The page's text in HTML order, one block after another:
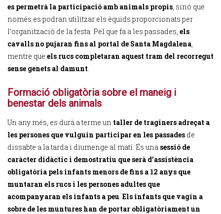
es permetrà la participació amb animals propis, sinó que
només es podran utilitzar els èquids proporcionats per
l’organització de la festa. Pel que fa a les passades, els
cavalls no pujaran fins al portal de Santa Magdalena,
mentre que els rucs completaran aquest tram del recorregut
sense genets al damunt.
Formació obligatòria sobre el maneig i
benestar dels animals
Un any més, es durà a terme un taller de traginers adreçat a
les persones que vulguin participar en les passades de
dissabte a la tarda i diumenge al matí. És una sessió de
caràcter didàctic i demostratiu que serà d’assistència
obligatòria pels infants menors de fins a 12 anys que
muntaran els rucs i les persones adultes que
acompanyaran els infants a peu. Els infants que vagin a
sobre de les muntures han de portar obligatòriament un